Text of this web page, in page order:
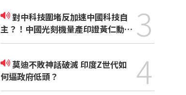
對中科技圍堵反加速中國科技自
主？！中國光刻機量產印證黃仁勳觀
點
3
莫迪不敗神話破滅 印度Z世代如
何逼政府低頭？
4